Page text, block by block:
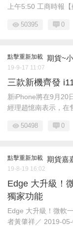
上午5:50 工商時報
50395 0
點擊重新加載 期貨~
19-9-17 11:07
三款新機齊發
新iPhone將在9月20
經理趙憶南表示，在
50498 0
點擊重新加載 期貨嘉
19-8-19 16:02
Edge 大升級！
獨家功能
Edge 大升級！微軟
者黃肇祥／ 2019-05-